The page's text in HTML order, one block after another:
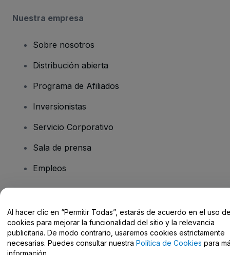
Nuestra empresa
Sobre nosotros
Distribución abierta
Programa de Afiliados
Inversionistas
Servicio Corporativo
Sala de prensa
Empleos
Centro de Ayuda / Contacto
Al hacer clic en “Permitir Todas”, estarás de acuerdo en el uso
cookies para mejorar la funcionalidad del sitio y la relevancia
publicitaria. De modo contrario, usaremos cookies estrictamente
necesarias. Puedes consultar nuestra Política de Cookies para
información.